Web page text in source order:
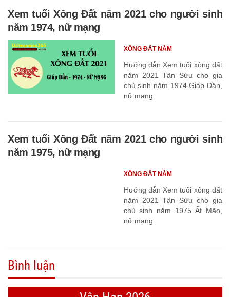
Xem tuổi Xông Đất năm 2021 cho người sinh
năm 1974, nữ mạng
Hướng dẫn Xem tuổi xông đất
năm 2021 Tân Sửu cho gia
chủ sinh năm 1974 Giáp Dần,
nữ mạng.
XÔNG ĐẤT NĂM
Xem tuổi Xông Đất năm 2021 cho người sinh
năm 1975, nữ mạng
Hướng dẫn Xem tuổi xông đất
năm 2021 Tân Sửu cho gia
chủ sinh năm 1975 Ất Mão,
nữ mạng.
XÔNG ĐẤT NĂM
Bình luận